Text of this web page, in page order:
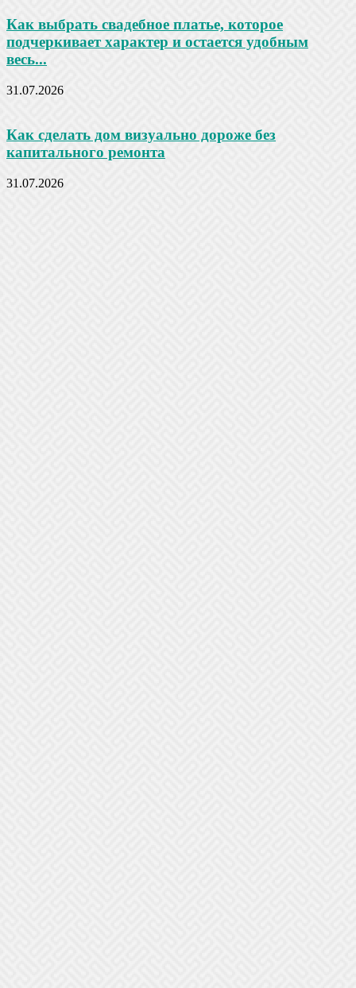
Как выбрать свадебное платье, которое
подчеркивает характер и остается удобным
весь...
31.07.2026
Как сделать дом визуально дороже без
капитального ремонта
31.07.2026